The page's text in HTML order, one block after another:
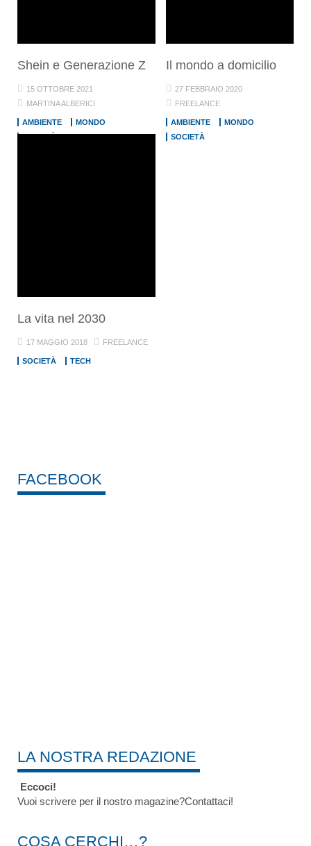
Shein e Generazione Z
15 OTTOBRE 2021
MARTINA ALBERICI
AMBIENTE
MONDO
SOCIETÀ
Il mondo a domicilio
27 FEBBRAIO 2020
FREELANCE
AMBIENTE
MONDO
SOCIETÀ
La vita nel 2030
17 MAGGIO 2018 FREELANCE
SOCIETÀ TECH
FACEBOOK
LA NOSTRA REDAZIONE
Eccoci!
Vuoi scrivere per il nostro magazine?Contattaci!
COSA CERCHI…?